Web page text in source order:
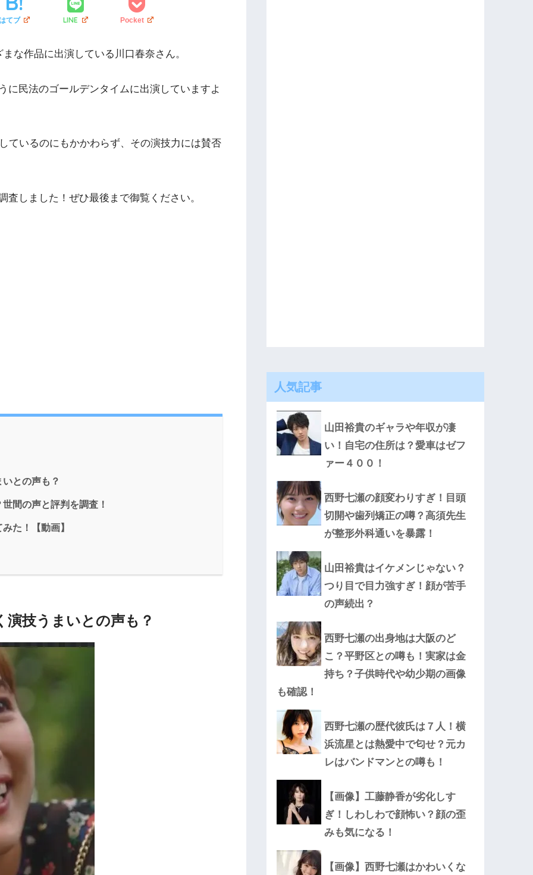
てブ LINE Pocket
な作品に出演している川口春奈さん。
に民法のゴールデンタイムに出演していますよ
ているのにもかかわらず、その演技力には賛否
しました！ぜひ最後まで御覧ください。
との声も？
間の声と評判を調査！
た！【動画】
演技うまいとの声も？
人気記事
山田裕貴のギャラや年収が凄
い！自宅の住所は？愛車はゼフ
ァー４００！
西野七瀬の顔変わりすぎ！目頭
切開や歯列矯正の噂？高須先生
が整形外科通いを暴露！
山田裕貴はイケメンじゃない？
つり目で目力強すぎ！顔が苦手
の声続出？
西野七瀬の出身地は大阪のど
こ？平野区との噂も！実家は金
持ち？子供時代や幼少期の画像
も確認！
西野七瀬の歴代彼氏は７人！横
浜流星とは熱愛中で匂せ？元カ
レはバンドマンとの噂も！
【画像】工藤静香が劣化しす
ぎ！しわしわで顔怖い？顔の歪
みも気になる！
【画像】西野七瀬はかわいくな